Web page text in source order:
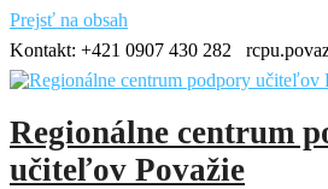
Prejsť na obsah
Kontakt: +421 0907 430 282
Regionálne centrum
učiteľov Považie